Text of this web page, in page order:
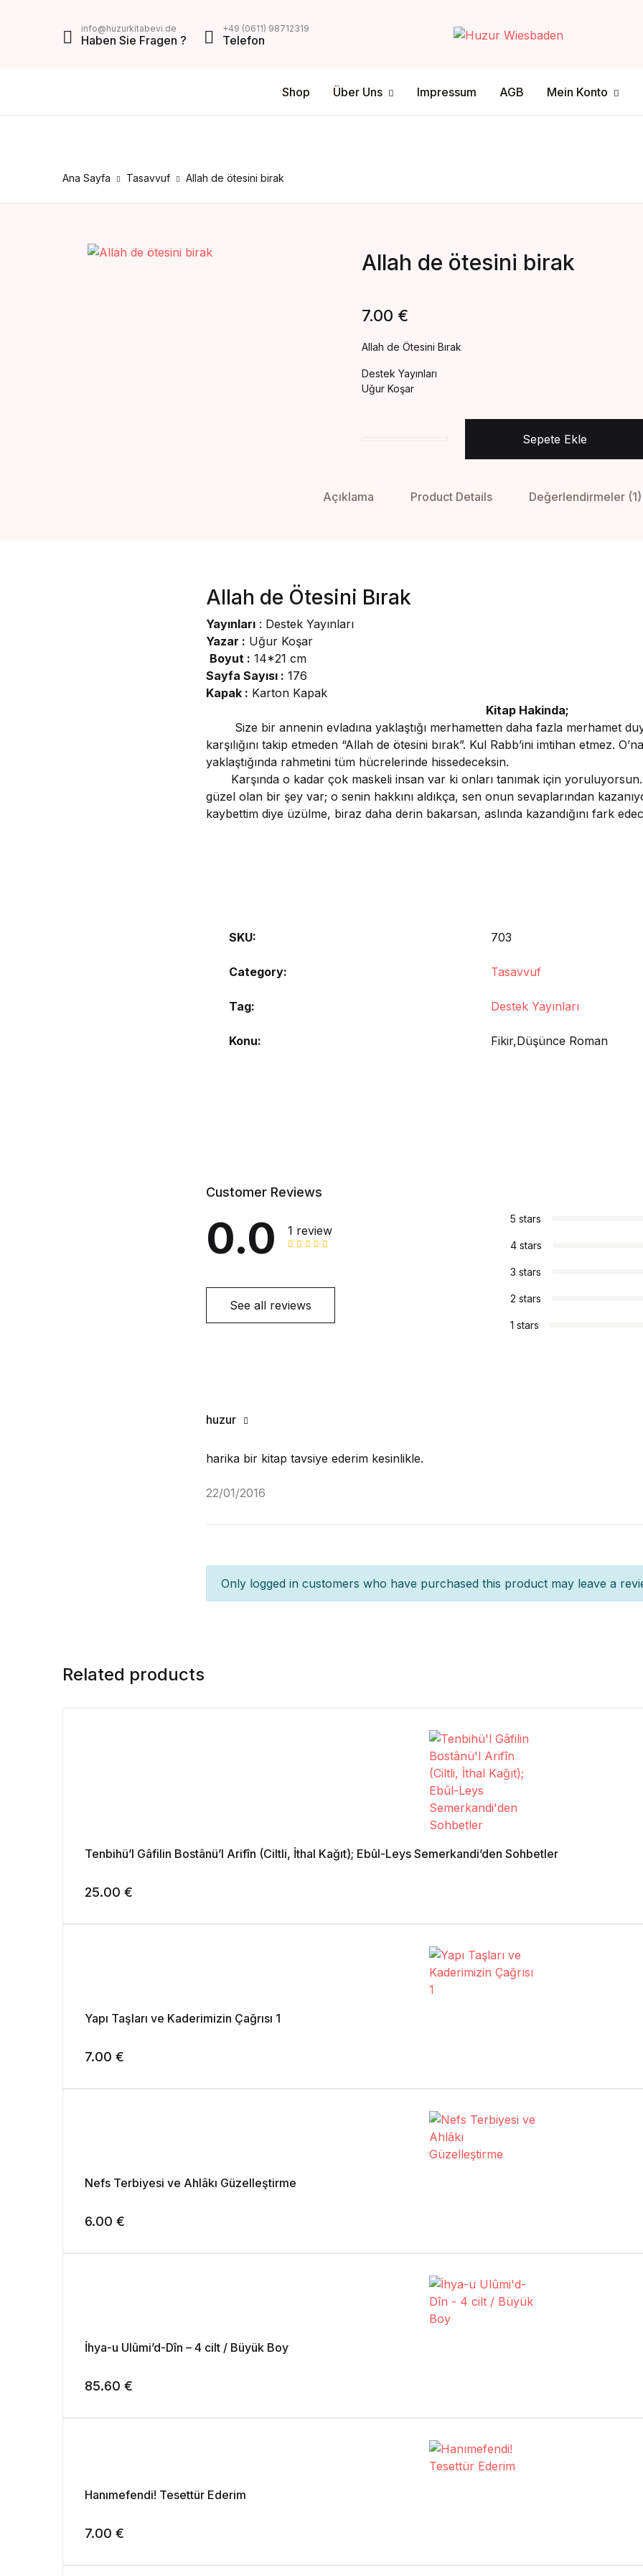
info@huzurkitabevi.de
Haben Sie Fragen ?
+49 (0611) 98712319
Telefon
Shop Über Uns Impressum AGB Mein Konto
Datenschutz
Versandmethode
Ana Sayfa Tasavvuf Allah de ötesini birak
Allah de ötesini birak
7.00 €
Allah de Ötesini Bırak
Destek Yayınları
Uğur Koşar
Sepete Ekle
Açıklama Product Details Değerlendirmeler (1)
Allah de Ötesini Bırak
Yayınları : Destek Yayınları
Yazar : Uğur Koşar
Boyut : 14*21 cm
Sayfa Sayısı : 176
Kapak : Karton Kapak
Kitap Hakinda;
Size bir annenin evladına yaklaştığı merhametten daha fazla merhamet
karşılığını takip etmeden “Allah de ötesini bırak”. Kul Rabb’ini imtihan etmez.
yaklaştığında rahmetini tüm hücrelerinde hissedeceksin.
Karşında o kadar çok maskeli insan var ki onları tanımak için
güzel olan bir şey var; o senin hakkını aldıkça, sen onun sevaplarından
kaybettim diye üzülme, biraz daha derin bakarsan, aslında kazandığını fark
SKU: 703
Category: Tasavvuf
Tag: Destek Yayınları
Konu Fikir,Düşünce Roman
Customer Reviews
0.0 1 review
See all reviews
5 stars
4 stars
3 stars
2 stars
1 stars
huzur
harika bir kitap tavsiye ederim kesinlikle.
22/01/2016
Only logged in customers who have purchased this product may leave a
Related products
Tenbihü’l Gâfilin Bostânü’l Arifîn (Ciltli, İthal Kağıt); Ebûl-Leys Semerkandi’den Sohbetler
25.00 €
Yapı Taşları ve Kaderimizin Çağrısı 1
7.00 €
Nefs Terbiyesi ve Ahlâkı Güzelleştirme
6.00 €
İhya-u Ulûmi’d-Dîn – 4 cilt / Büyük Boy
85.60 €
Hanımefendi! Tesettür Ederim
7.00 €